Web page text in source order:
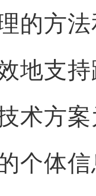
的方
地支
术方
个体